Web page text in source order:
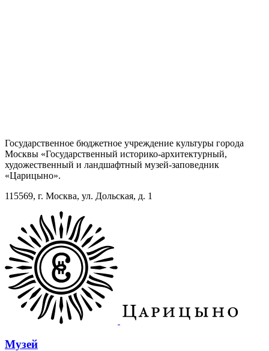
Государственное бюджетное учреждение культуры города
Москвы «Государственный историко-архитектурный,
художественный и ландшафтный музей-заповедник
«Царицыно».
115569, г. Москва, ул. Дольская, д. 1
Музей